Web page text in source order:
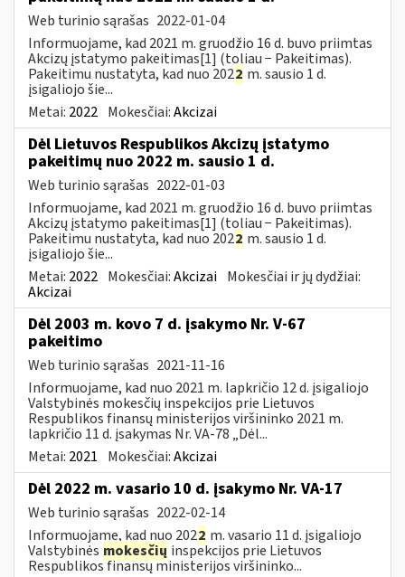
Web turinio sąrašas 2022-01-04
Informuojame, kad 2021 m. gruodžio 16 d. buvo priimtas
Akcizų įstatymo pakeitimas[1] (toliau − Pakeitimas).
Pakeitimu nustatyta, kad nuo 2022 m. sausio 1 d.
įsigaliojo šie...
Metai: 2022 Mokesčiai:Akcizai
Dėl Lietuvos Respublikos Akcizų įstatymo
pakeitimų nuo 2022 m. sausio 1 d.
Web turinio sąrašas 2022-01-03
Informuojame, kad 2021 m. gruodžio 16 d. buvo priimtas
Akcizų įstatymo pakeitimas[1] (toliau − Pakeitimas).
Pakeitimu nustatyta, kad nuo 2022 m. sausio 1 d.
įsigaliojo šie...
Metai: 2022 Mokesčiai:Akcizai Mokesčiai ir jų dydžiai:
Akcizai
Dėl 2003 m. kovo 7 d. įsakymo Nr. V-67
pakeitimo
Web turinio sąrašas 2021-11-16
Informuojame, kad nuo 2021 m. lapkričio 12 d. įsigaliojo
Valstybinės mokesčių inspekcijos prie Lietuvos
Respublikos finansų ministerijos viršininko 2021 m.
lapkričio 11 d. įsakymas Nr. VA-78 „Dėl...
Metai: 2021 Mokesčiai:Akcizai
Dėl 2022 m. vasario 10 d. įsakymo Nr. VA-17
Web turinio sąrašas 2022-02-14
Informuojame, kad nuo 2022 m. vasario 11 d. įsigaliojo
Valstybinės mokesčių inspekcijos prie Lietuvos
Respublikos finansų ministerijos viršininko...